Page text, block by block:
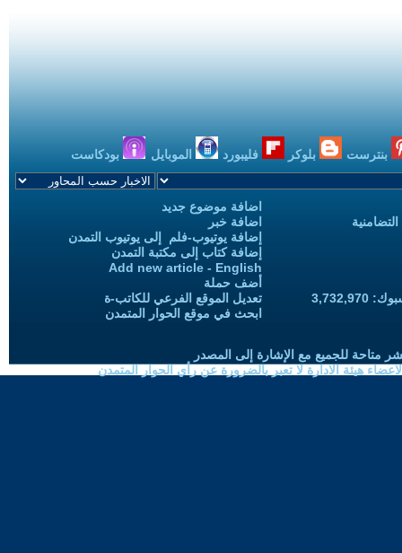
بنترست بلوكر فليبورد الموبايل بودكاست
اضافة موضوع جديد
اضافة خبر
إضافة يوتيوب-فلم إلى يوتيوب التمدن
إضافة كتاب إلى مكتبة التمدن
Add new article - English
أضف حملة
تعديل الموقع الفرعي للكاتب-ة
ابحث في موقع الحوار المتمدن
متاحة للجميع مع الإشارة إلى المصدر
هيئة الادارة لا تعبر بالضرورة عن رأي الحوار المتمدن